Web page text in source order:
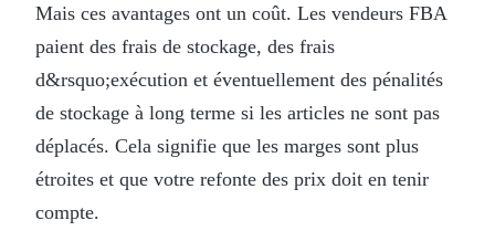
Mais ces avantages ont un coût. Les vendeurs FBA
paient des frais de stockage, des frais
d&rsquo;exécution et éventuellement des pénalités
de stockage à long terme si les articles ne sont pas
déplacés. Cela signifie que les marges sont plus
étroites et que votre refonte des prix doit en tenir
compte.